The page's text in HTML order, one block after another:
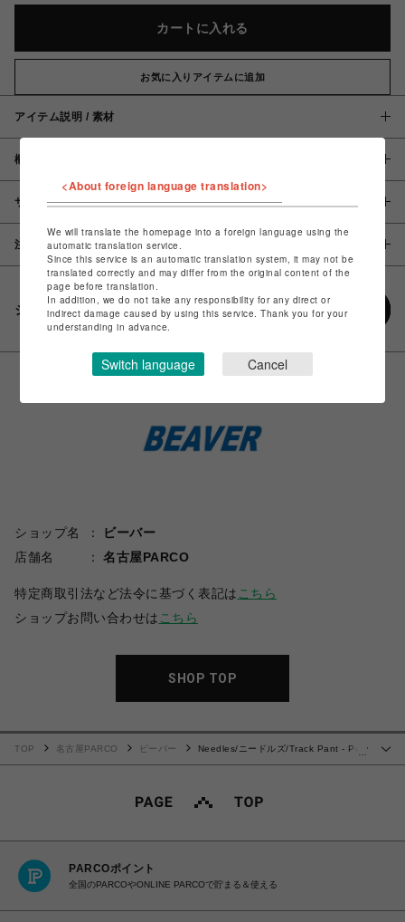
カートに入れる
お気に入りアイテムに追加
アイテム説明 / 素材
概要
サイズ
注意事項
シェアする
ショップ名
ビーバー
店舗名
名古屋PARCO
特定商取引法など法令に基づく表記は こちら
ショップお問い合わせは こちら
SHOP TOP
…
TOP 名古屋PARCO ビーバー
Needles/ニードルズ/Track Pant - Poly
PARCOポイント
全国のPARCOやONLINE PARCOで貯まる＆使える
<About foreign language translation>
We will translate the homepage into a foreign language using the
automatic translation service.
Since this service is an automatic translation system, it may not be
translated correctly and may differ from the original content of the
page before translation.
In addition, we do not take any responsibility for any direct or
indirect damage caused by using this service. Thank you for your
understanding in advance.
Switch language Cancel